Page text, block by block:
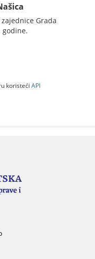
Grada
godine.
koristeći API